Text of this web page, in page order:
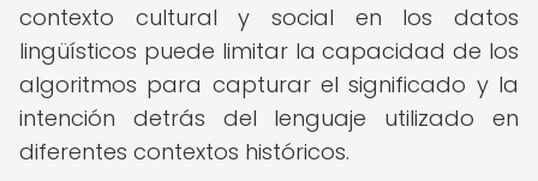
contexto cultural y social en los datos
lingüísticos puede limitar la capacidad de los
algoritmos para capturar el significado y la
intención detrás del lenguaje utilizado en
diferentes contextos históricos.